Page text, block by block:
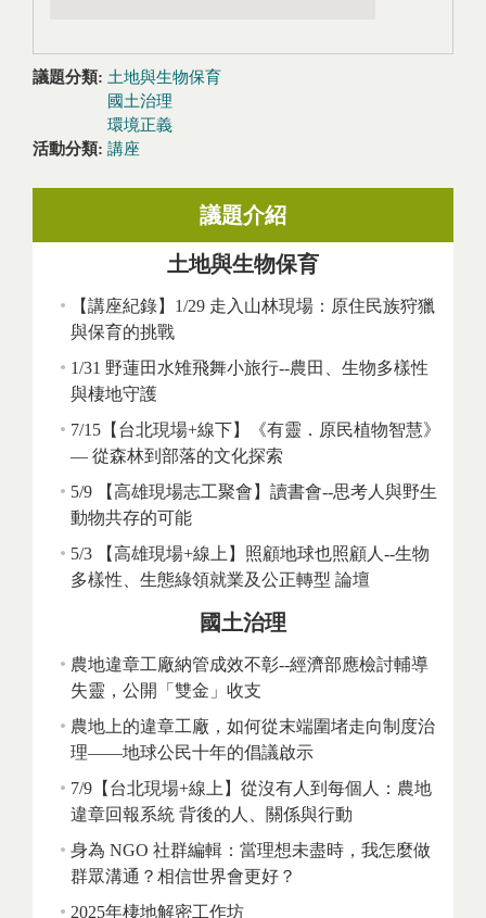
議題分類: 土地與生物保育
國土治理
環境正義
活動分類: 講座
議題介紹
土地與生物保育
【講座紀錄】1/29 走入山林現場：原住民族狩獵
與保育的挑戰
1/31 野蓮田水雉飛舞小旅行--農田、生物多樣性
與棲地守護
7/15【台北現場+線下】《有靈．原民植物智慧》
— 從森林到部落的文化探索
5/9 【高雄現場志工聚會】讀書會--思考人與野生
動物共存的可能
5/3 【高雄現場+線上】照顧地球也照顧人--生物
多樣性、生態綠領就業及公正轉型 論壇
國土治理
農地違章工廠納管成效不彰--經濟部應檢討輔導
失靈，公開「雙金」收支
農地上的違章工廠，如何從末端圍堵走向制度治
理——地球公民十年的倡議啟示
7/9【台北現場+線上】從沒有人到每個人：農地
違章回報系統 背後的人、關係與行動
身為 NGO 社群編輯：當理想未盡時，我怎麼做
群眾溝通？相信世界會更好？
2025年棲地解密工作坊